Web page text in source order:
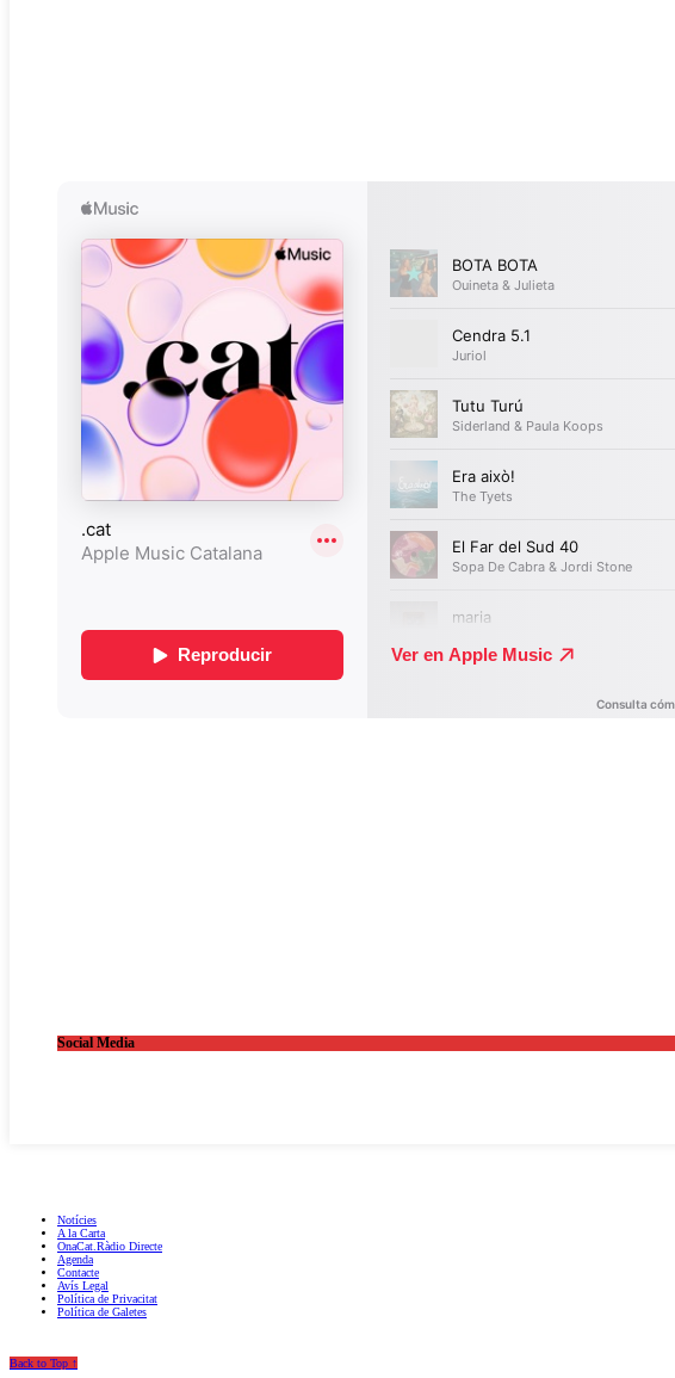
Social Media
Notícies
A la Carta
OnaCat.Ràdio Directe
Agenda
Contacte
Avís Legal
Política de Privacitat
Política de Galetes
Back to Top ↑